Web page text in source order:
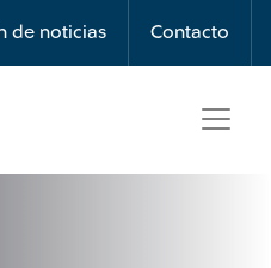
de noticias Contacto